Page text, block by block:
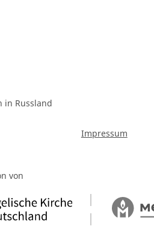
in Russland
Impressum
von